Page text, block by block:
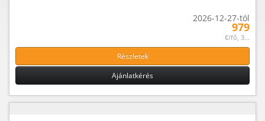
2026-12-27-tól
979
€/fő, 3...
Részletek
Ajánlatkérés